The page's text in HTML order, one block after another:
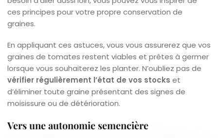
ces principes pour votre propre conservation de
graines.
En appliquant ces astuces, vous vous assurerez que vos
graines de tomates restent viables et prêtes à germer
lorsque vous souhaiterez les planter. N’oubliez pas de
vérifier régulièrement l’état de vos stocks et
d’éliminer toute graine présentant des signes de
moisissure ou de détérioration.
Vers une autonomie semencière